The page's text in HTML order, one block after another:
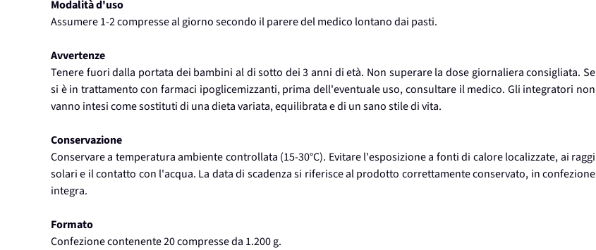
Modalità d'uso
Assumere 1-2 compresse al giorno secondo il parere del medico lontano dai pasti.
Avvertenze
Tenere fuori dalla portata dei bambini al di sotto dei 3 anni di età. Non superare la dose giornaliera consigliata. Se
si è in trattamento con farmaci ipoglicemizzanti, prima dell'eventuale uso, consultare il medico. Gli integratori non
vanno intesi come sostituti di una dieta variata, equilibrata e di un sano stile di vita.
Conservazione
Conservare a temperatura ambiente controllata (15-30°C). Evitare l'esposizione a fonti di calore localizzate, ai raggi
solari e il contatto con l'acqua. La data di scadenza si riferisce al prodotto correttamente conservato, in confezione
integra.
Formato
Confezione contenente 20 compresse da 1.200 g.